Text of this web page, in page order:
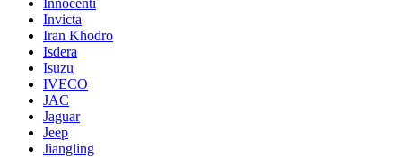
Innocenti
Invicta
Iran Khodro
Isdera
Isuzu
IVECO
JAC
Jaguar
Jeep
Jiangling